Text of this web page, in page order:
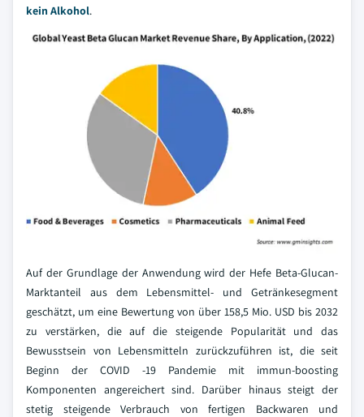
kein Alkohol.
Auf der Grundlage der Anwendung wird der Hefe Beta-Glucan-
Marktanteil aus dem Lebensmittel- und Getränkesegment
geschätzt, um eine Bewertung von über 158,5 Mio. USD bis 2032
zu verstärken, die auf die steigende Popularität und das
Bewusstsein von Lebensmitteln zurückzuführen ist, die seit
Beginn der COVID -19 Pandemie mit immun-boosting
Komponenten angereichert sind. Darüber hinaus steigt der
stetig steigende Verbrauch von fertigen Backwaren und